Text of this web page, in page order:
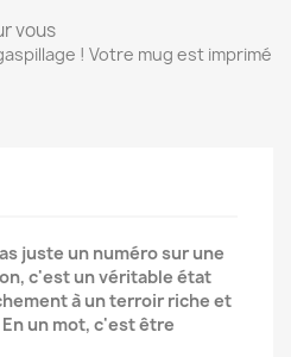
vous
! Votre mug est imprimé
juste un numéro sur une
c'est un véritable état
à un terroir riche et
un mot, c'est être